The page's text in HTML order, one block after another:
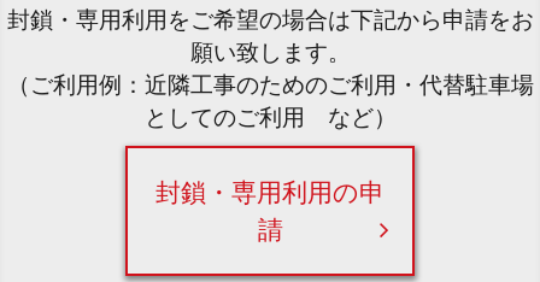
封鎖・専用利用をご希望の場合は下記から申請をお
願い致します。
（ご利用例：近隣工事のためのご利用・代替駐車場
としてのご利用 など）
封鎖・専用利用の申
請